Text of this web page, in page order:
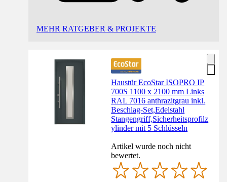
MEHR RATGEBER & PROJEKTE
Haustür EcoStar ISOPRO IP
700S 1100 x 2100 mm Links
RAL 7016 anthrazitgrau inkl.
Beschlag-Set,Edelstahl
Stangengriff,Sicherheitsprofilz
ylinder mit 5 Schlüsseln
Artikel wurde noch nicht
bewertet.